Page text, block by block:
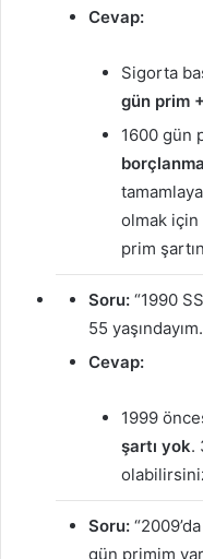
Cevap:
Sigorta
gün prim
1600 gün
olmak için
prim
Soru: “1990
55
Cevap:
1999
şartı yok.
Soru:
gün primim